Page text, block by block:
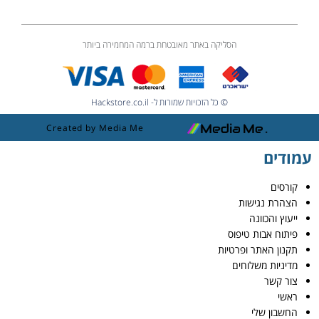
הסליקה באתר מאובטחת ברמה המחמירה ביותר
© כל הזכויות שמורות ל- Hackstore.co.il
Created by Media Me
עמודים
קורסים
הצהרת נגישות
ייעוץ והכוונה
פיתוח אבות טיפוס
תקנון האתר ופרטיות
מדיניות משלוחים
צור קשר
ראשי
החשבון שלי